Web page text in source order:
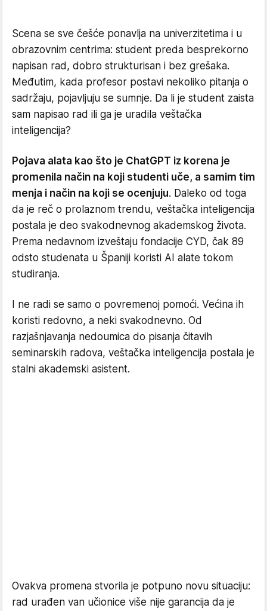
Scena se sve češće ponavlja na univerzitetima i u
obrazovnim centrima: student preda besprekorno
napisan rad, dobro strukturisan i bez grešaka.
Međutim, kada profesor postavi nekoliko pitanja o
sadržaju, pojavljuju se sumnje. Da li je student zaista
sam napisao rad ili ga je uradila veštačka
inteligencija?
Pojava alata kao što je ChatGPT iz korena je
promenila način na koji studenti uče, a samim tim
menja i način na koji se ocenjuju. Daleko od toga
da je reč o prolaznom trendu, veštačka inteligencija
postala je deo svakodnevnog akademskog života.
Prema nedavnom izveštaju fondacije CYD, čak 89
odsto studenata u Španiji koristi AI alate tokom
studiranja.
I ne radi se samo o povremenoj pomoći. Većina ih
koristi redovno, a neki svakodnevno. Od
razjašnjavanja nedoumica do pisanja čitavih
seminarskih radova, veštačka inteligencija postala je
stalni akademski asistent.
Ovakva promena stvorila je potpuno novu situaciju:
rad urađen van učionice više nije garancija da je